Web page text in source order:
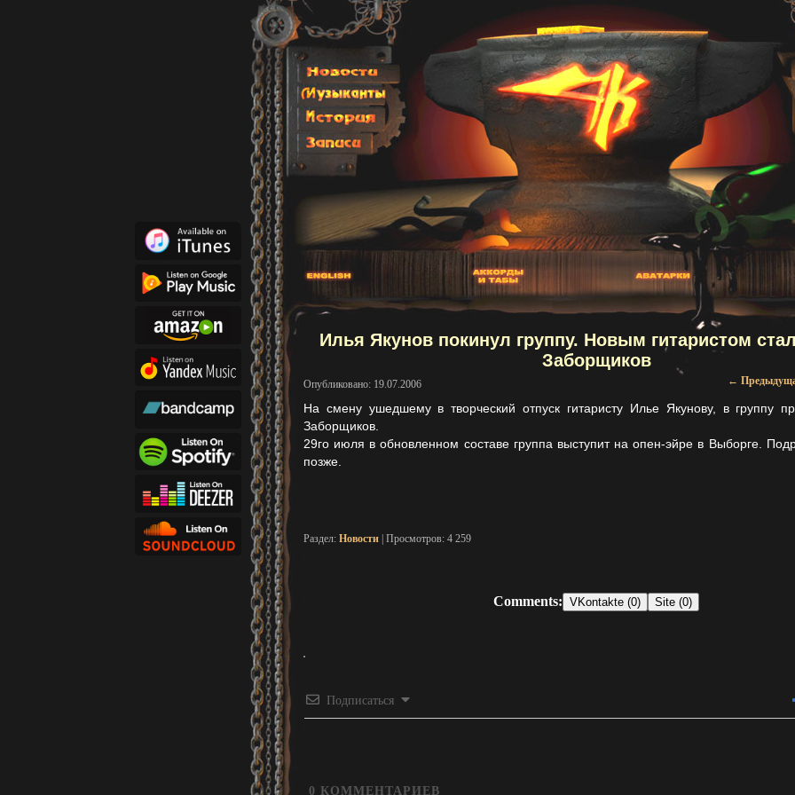
Илья Якунов покинул группу. Новым гитаристом
Заборщиков
←
Опубликовано: 19.07.2006
На смену ушедшему в творческий отпуск гитаристу Илье Якунову, в группу
Заборщиков.
29го июля в обновленном составе группа выступит на опен-эйре в Выборге.
позже.
Раздел: Новости | Просмотров: 4 259
Comments: VKontakte (0) Site (0)
Подписаться
0 КОММЕНТАРИЕВ